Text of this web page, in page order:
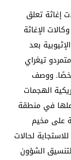
10/01/2022. 03:45 وكالات إغاثة تعلق
الإغاثة
بعد
تيغراي
إن الهجوم أسفر عن مقتل 56 شخصًا. ووصف
الهجمات
في منطقة
على مخيم
لحالات
الشؤون